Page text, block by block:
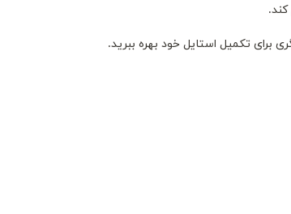
برای تکمیل استایل خود بهره ببرید.